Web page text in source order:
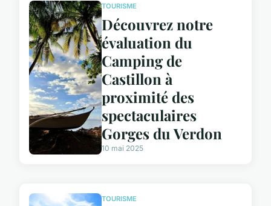
TOURISME
Découvrez notre
évaluation du
Camping de
Castillon à
proximité des
spectaculaires
Gorges du Verdon
10 mai 2025
TOURISME